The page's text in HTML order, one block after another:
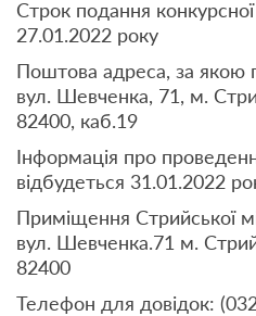
Строк подання
27.01.2022 року
Поштова адреса, за якою
вул. Шевченка, 71, м.
82400, каб.19
Інформація про
відбудеться 31.01.2022
Приміщення Стрийської
вул. Шевченка.71 м.
82400
Телефон для довідок: